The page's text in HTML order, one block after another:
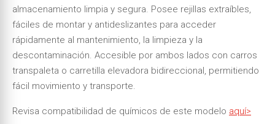
almacenamiento limpia y segura. Posee rejillas extraíbles,
fáciles de montar y antideslizantes para acceder
rápidamente al mantenimiento, la limpieza y la
descontaminación. Accesible por ambos lados con carros
transpaleta o carretilla elevadora bidireccional, permitiendo
fácil movimiento y transporte.
Revisa compatibilidad de químicos de este modelo aquí>